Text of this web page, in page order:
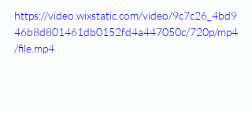
https://video.wixstatic.com/video/9c7c26_4bd9
46b8d801461db0152fd4a447050c/720p/mp4
/file.mp4